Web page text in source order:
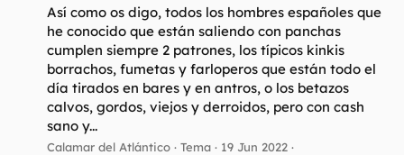
Así como os digo, todos los hombres españoles que
he conocido que están saliendo con panchas
cumplen siempre 2 patrones, los típicos kinkis
borrachos, fumetas y farloperos que están todo el
día tirados en bares y en antros, o los betazos
calvos, gordos, viejos y derroidos, pero con cash
sano y...
Calamar del Atlántico Tema 19 Jun 2022